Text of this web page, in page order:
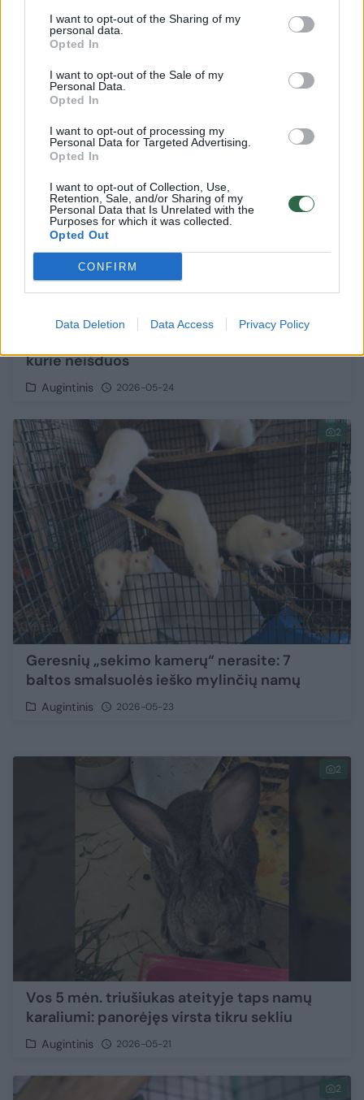
I want to opt-out of the Sharing of my
personal data.
Opted In
I want to opt-out of the Sale of my
Personal Data.
Opted In
I want to opt-out of processing my
Personal Data for Targeted Advertising.
Opted In
I want to opt-out of Collection, Use,
Retention, Sale, and/or Sharing of my
Personal Data that Is Unrelated with the
Purposes for which it was collected.
Opted Out
CONFIRM
Data Deletion Data Access Privacy Policy
Augintinis 2026-05-25
Mįslingi posūkiai draugišką triušelį iš Šiaulių
kurie neišduos
Augintinis 2026-05-24
2
Geresnių „sekimo kamerų“ nerasite: 7
baltos smalsuolės ieško mylinčių namų
Augintinis 2026-05-23
2
Vos 5 mėn. triušiukas ateityje taps namų
karaliumi: panorėjęs virsta tikru sekliu
Augintinis 2026-05-21
2